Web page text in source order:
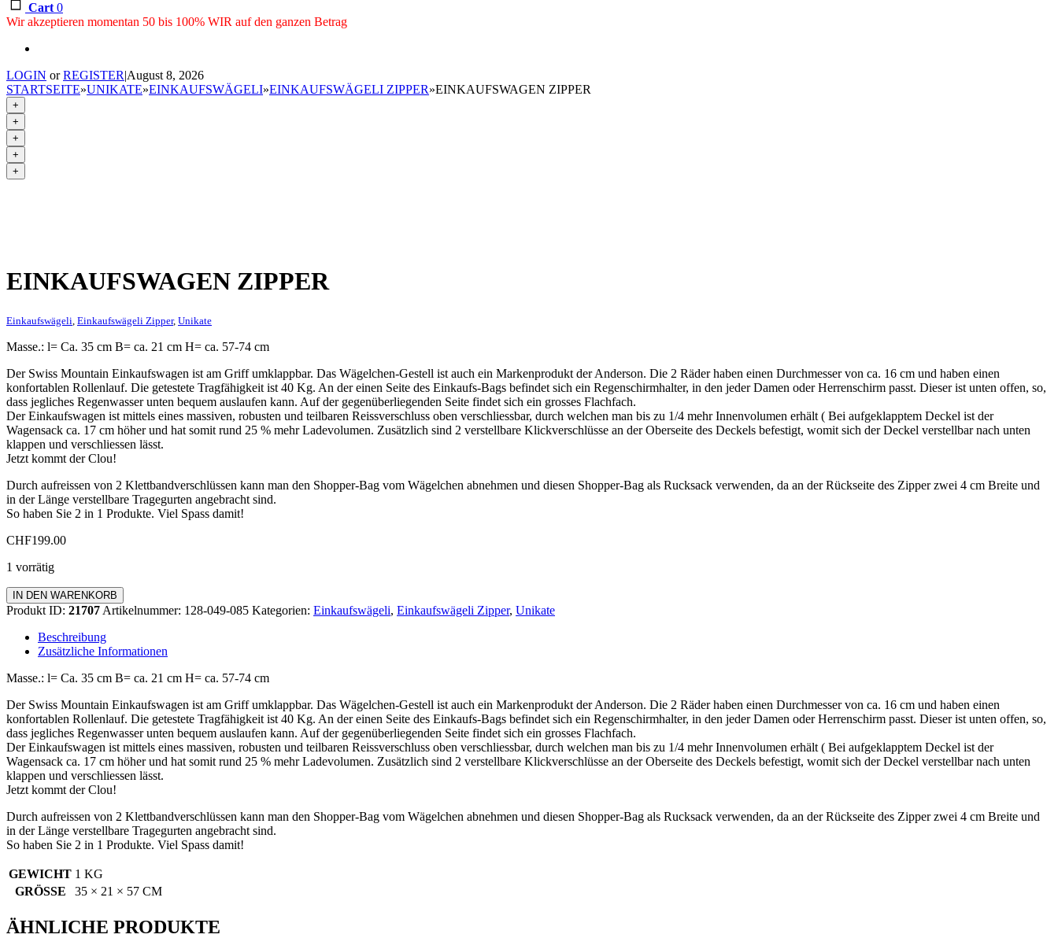
Cart 0
Wir akzeptieren momentan 50 bis 100% WIR auf den ganzen Betrag
LOGIN orREGISTER|August 8, 2026
STARTSEITE»UNIKATE»EINKAUFSWÄGELI»EINKAUFSWÄGELI ZIPPER»EINKAUFSWAGEN ZIPPER
+
+
+
+
+
EINKAUFSWAGEN ZIPPER
Einkaufswägeli Einkaufswägeli Zipper, Unikate
Masse.: l= Ca. 35 cm B= ca. 21 cm H= ca. 57-74 cm
Der Swiss Mountain Einkaufswagen ist am Griff umklappbar. Das Wägelchen-Gestell ist auch ein Markenprodukt der Anderson. Die 2 Räder haben einen Durchmesser von ca. 16 cm und haben einen
konfortablen Rollenlauf. Die getestete Tragfähigkeit ist 40 Kg. An der einen Seite des Einkaufs-Bags befindet sich ein Regenschirmhalter, in den jeder Damen oder Herrenschirm passt. Dieser ist unten offen, so,
dass jegliches Regenwasser unten bequem auslaufen kann. Auf der gegenüberliegenden Seite findet sich ein grosses Flachfach.
Der Einkaufswagen ist mittels eines massiven, robusten und teilbaren Reissverschluss oben verschliessbar, durch welchen man bis zu 1/4 mehr Innenvolumen erhält ( Bei aufgeklapptem Deckel ist der
Wagensack ca. 17 cm höher und hat somit rund 25 % mehr Ladevolumen. Zusätzlich sind 2 verstellbare Klickverschlüsse an der Oberseite des Deckels befestigt, womit sich der Deckel verstellbar nach unten
klappen und verschliessen lässt.
Jetzt kommt der Clou!
Durch aufreissen von 2 Klettbandverschlüssen kann man den Shopper-Bag vom Wägelchen abnehmen und diesen Shopper-Bag als Rucksack verwenden, da an der Rückseite des Zipper zwei 4 cm Breite und
in der Länge verstellbare Tragegurten angebracht sind.
So haben Sie 2 in 1 Produkte. Viel Spass damit!
CHF199.00
1 vorrätig
Einkaufswagen
Zipper
IN DEN WARENKORB
Produkt ID: 21707 Artikelnummer: 128-049-085 Kategorien: Einkaufswägeli, Einkaufswägeli Zipper, Unikate
Beschreibung
Zusätzliche Informationen
Masse.: l= Ca. 35 cm B= ca. 21 cm H= ca. 57-74 cm
Der Swiss Mountain Einkaufswagen ist am Griff umklappbar. Das Wägelchen-Gestell ist auch ein Markenprodukt der Anderson. Die 2 Räder haben einen Durchmesser von ca. 16 cm und haben einen
konfortablen Rollenlauf. Die getestete Tragfähigkeit ist 40 Kg. An der einen Seite des Einkaufs-Bags befindet sich ein Regenschirmhalter, in den jeder Damen oder Herrenschirm passt. Dieser ist unten offen, so,
dass jegliches Regenwasser unten bequem auslaufen kann. Auf der gegenüberliegenden Seite findet sich ein grosses Flachfach.
Der Einkaufswagen ist mittels eines massiven, robusten und teilbaren Reissverschluss oben verschliessbar, durch welchen man bis zu 1/4 mehr Innenvolumen erhält ( Bei aufgeklapptem Deckel ist der
Wagensack ca. 17 cm höher und hat somit rund 25 % mehr Ladevolumen. Zusätzlich sind 2 verstellbare Klickverschlüsse an der Oberseite des Deckels befestigt, womit sich der Deckel verstellbar nach unten
klappen und verschliessen lässt.
Jetzt kommt der Clou!
Durch aufreissen von 2 Klettbandverschlüssen kann man den Shopper-Bag vom Wägelchen abnehmen und diesen Shopper-Bag als Rucksack verwenden, da an der Rückseite des Zipper zwei 4 cm Breite und
in der Länge verstellbare Tragegurten angebracht sind.
So haben Sie 2 in 1 Produkte. Viel Spass damit!
GEWICHT 1 KG
GRÖSSE
35 × 21 × 57 CM
ÄHNLICHE PRODUKTE